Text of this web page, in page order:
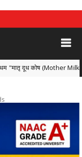
कोष (Mother Milk Bank)" की